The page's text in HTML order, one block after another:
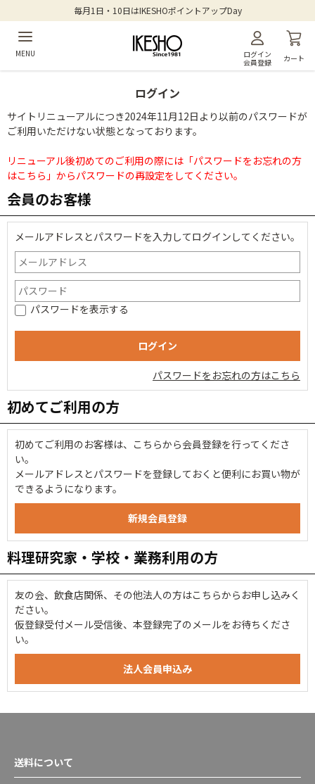
毎月1日・10日はIKESHOポイントアップDay
MENU
ログイン
会員登録
カート
ログイン
サイトリニューアルにつき2024年11月12日より以前のパスワードが
ご利用いただけない状態となっております。
リニューアル後初めてのご利用の際には「パスワードをお忘れの方
はこちら」からパスワードの再設定をしてください。
会員のお客様
メールアドレスとパスワードを入力してログインしてください。
パスワードを表示する
パスワードをお忘れの方はこちら
初めてご利用の方
初めてご利用のお客様は、こちらから会員登録を行ってくださ
い。
メールアドレスとパスワードを登録しておくと便利にお買い物が
できるようになります。
料理研究家・学校・業務利用の方
友の会、飲食店関係、その他法人の方はこちらからお申し込みく
ださい。
仮登録受付メール受信後、本登録完了のメールをお待ちくださ
い。
送料について